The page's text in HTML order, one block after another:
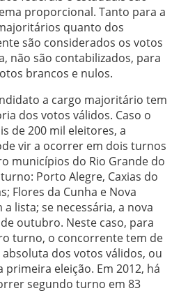
proporcional. Tanto para a
quanto dos
são considerados os votos
não são contabilizados, para
brancos e nulos.
a cargo majoritário tem
dos votos válidos. Caso o
de 200 mil eleitores, a
vir a ocorrer em dois turnos
municípios do Rio Grande do
Porto Alegre, Caxias do
Flores da Cunha e Nova
lista; se necessária, a nova
outubro. Neste caso, para
turno, o concorrente tem de
dos votos válidos, ou
primeira eleição. Em 2012, há
segundo turno em 83